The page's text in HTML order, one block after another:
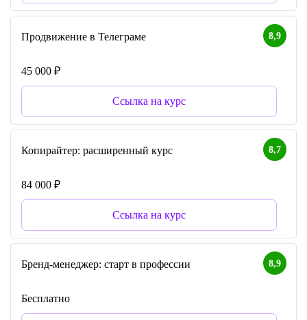
8,9
Продвижение в Телеграме
45 000 ₽
Ссылка на курс
8,7
Копирайтер: расширенный курс
84 000 ₽
Ссылка на курс
8,9
Бренд-менеджер: старт в профессии
Бесплатно